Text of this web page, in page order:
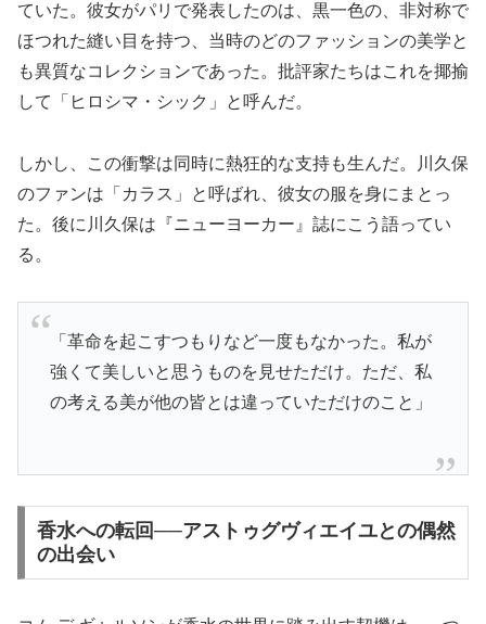
ていた。彼女がパリで発表したのは、黒一色の、非対称で
ほつれた縫い目を持つ、当時のどのファッションの美学と
も異質なコレクションであった。批評家たちはこれを揶揄
して「ヒロシマ・シック」と呼んだ。
しかし、この衝撃は同時に熱狂的な支持も生んだ。川久保
のファンは「カラス」と呼ばれ、彼女の服を身にまとっ
た。後に川久保は『ニューヨーカー』誌にこう語ってい
る。
「革命を起こすつもりなど一度もなかった。私が
強くて美しいと思うものを見せただけ。ただ、私
の考える美が他の皆とは違っていただけのこと」
香水への転回──アストゥグヴィエイユとの偶然
の出会い